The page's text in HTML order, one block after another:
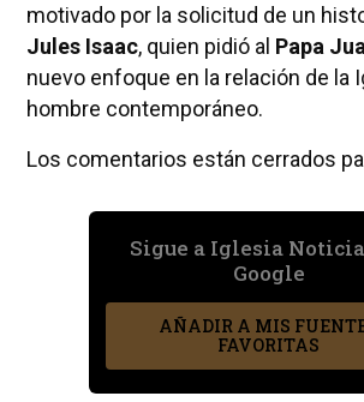
motivado por la solicitud de un
Jules Isaac, quien pidió al Papa
nuevo enfoque en la relación de la
hombre contemporáneo.
Los comentarios están cerrados
Sigue a Iglesia
Google
AÑADIR A MIS
FAVORITAS